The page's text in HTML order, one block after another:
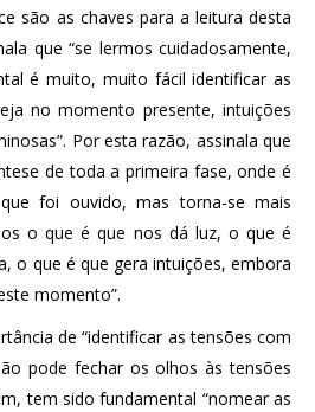
são as chaves para a leitura desta
que “se lermos cuidadosamente,
é muito, muito fácil identificar as
no momento presente, intuições
Por esta razão, assinala que
de toda a primeira fase, onde é
foi ouvido, mas torna-se mais
o que é que nos dá luz, o que é
o que é que gera intuições, embora
momento”.
de “identificar as tensões com
pode fechar os olhos às tensões
tem sido fundamental “nomear as